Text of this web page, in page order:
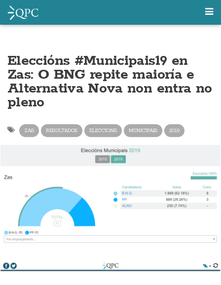
Eleccións #Municipais19 en
Zas: O BNG repite maioría e
Alternativa Nova non entra no
pleno
ZAS RESULTADOS ELECCIONS MUNICIPAIS 2019